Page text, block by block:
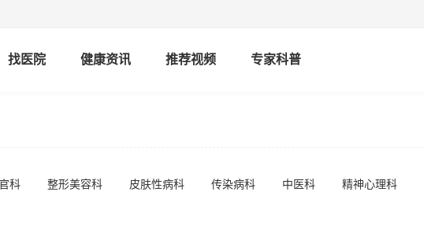
找医院 健康资讯 推荐视频 专家科普
科 整形美容科 皮肤性病科 传染病科 中医科 精神心理科